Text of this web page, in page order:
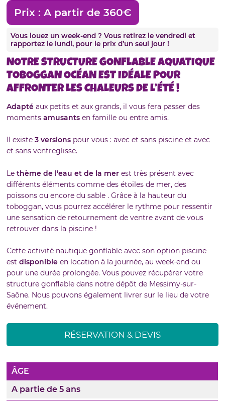
Prix :A partir de 360€
Vous louez un week-end ? Vous retirez le vendredi et
rapportez le lundi, pour le prix d’un seul jour !
NOTRE STRUCTURE GONFLABLE AQUATIQUE
TOBOGGAN OCÉAN EST IDÉALE POUR
AFFRONTER LES CHALEURS DE L’ÉTÉ !
Adapté aux petits et aux grands, il vous fera passer des
momentsamusants en famille ou entre amis.
Il existe3 versions pour vous : avec et sans piscine et avec
et sans ventreglisse.
Lethème de l’eau et de la mer est très présent avec
différents éléments comme des étoiles de mer, des
poissons ou encore du sable . Grâce à la hauteur du
toboggan, vous pourrez accélérer le rythme pour ressentir
une sensation de retournement de ventre avant de vous
retrouver dans la piscine !
Cette activité nautique gonflable avec son option piscine
estdisponible en location à la journée, au week-end ou
pour une durée prolongée. Vous pouvez récupérer votre
structure gonflable dans notre dépôt de Messimy-sur-
Saône. Nous pouvons également livrer sur le lieu de votre
événement.
RÉSERVATION & DEVIS
ÂGE
A partie de 5 ans